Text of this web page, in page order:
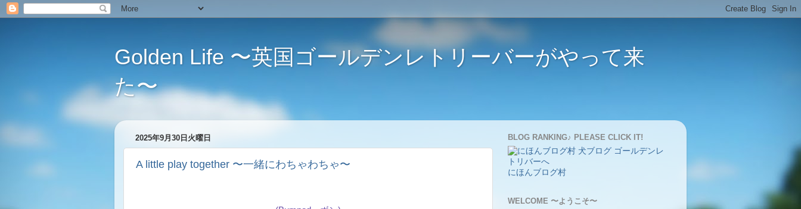
Golden Life 〜英国ゴールデンレトリーバーがやって来
た〜
2025年9月30日火曜日
A little play together 〜一緒にわちゃわちゃ〜
BLOG RANKING♪ PLEASE CLICK IT!
にほんブログ村
WELCOME 〜ようこそ〜